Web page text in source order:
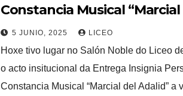
Constancia Musical
Adalid” a compoñentes da
Liceo de Ourense.
5 JUNIO, 2025 LICEO
Hoxe tivo lugar no Salón Noble do Liceo
o acto insitucional da Entrega Insignia
Constancia Musical “Marcial del Adalid” a